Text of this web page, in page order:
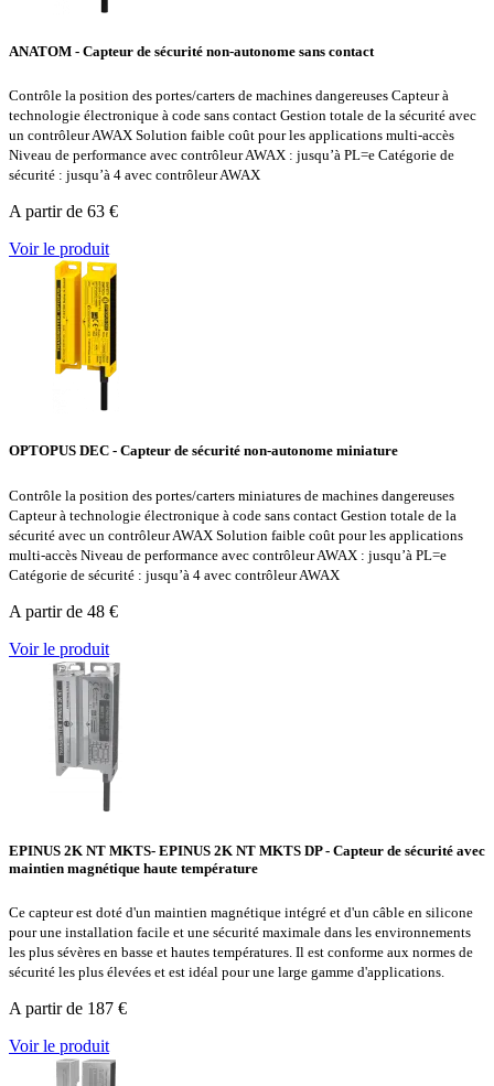
ANATOM - Capteur de sécurité non-autonome sans contact
Contrôle la position des portes/carters de machines dangereuses Capteur à
technologie électronique à code sans contact Gestion totale de la sécurité avec
un contrôleur AWAX Solution faible coût pour les applications multi-accès
Niveau de performance avec contrôleur AWAX : jusqu’à PL=e Catégorie de
sécurité : jusqu’à 4 avec contrôleur AWAX
A partir de 63 €
Voir le produit
OPTOPUS DEC - Capteur de sécurité non-autonome miniature
Contrôle la position des portes/carters miniatures de machines dangereuses
Capteur à technologie électronique à code sans contact Gestion totale de la
sécurité avec un contrôleur AWAX Solution faible coût pour les applications
multi-accès Niveau de performance avec contrôleur AWAX : jusqu’à PL=e
Catégorie de sécurité : jusqu’à 4 avec contrôleur AWAX
A partir de 48 €
Voir le produit
EPINUS 2K NT MKTS- EPINUS 2K NT MKTS DP - Capteur de sécurité avec
maintien magnétique haute température
Ce capteur est doté d'un maintien magnétique intégré et d'un câble en silicone
pour une installation facile et une sécurité maximale dans les environnements
les plus sévères en basse et hautes températures. Il est conforme aux normes de
sécurité les plus élevées et est idéal pour une large gamme d'applications.
A partir de 187 €
Voir le produit